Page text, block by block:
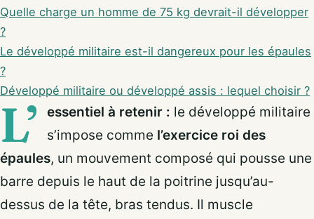
Quelle charge un homme de 75 kg devrait-il développer
?
Le développé militaire est-il dangereux pour les épaules
?
Développé militaire ou développé assis : lequel choisir ?
L’ essentiel à retenir : le développé militaire
s’impose comme l’exercice roi des
épaules, un mouvement composé qui pousse une
barre depuis le haut de la poitrine jusqu’au-
dessus de la tête, bras tendus. Il muscle